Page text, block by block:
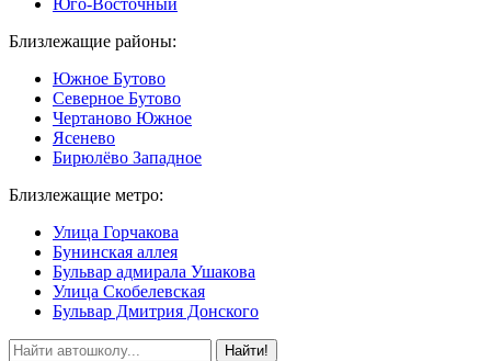
Юго-Восточный
Близлежащие районы:
Южное Бутово
Северное Бутово
Чертаново Южное
Ясенево
Бирюлёво Западное
Близлежащие метро:
Улица Горчакова
Бунинская аллея
Бульвар адмирала Ушакова
Улица Скобелевская
Бульвар Дмитрия Донского
Найти!